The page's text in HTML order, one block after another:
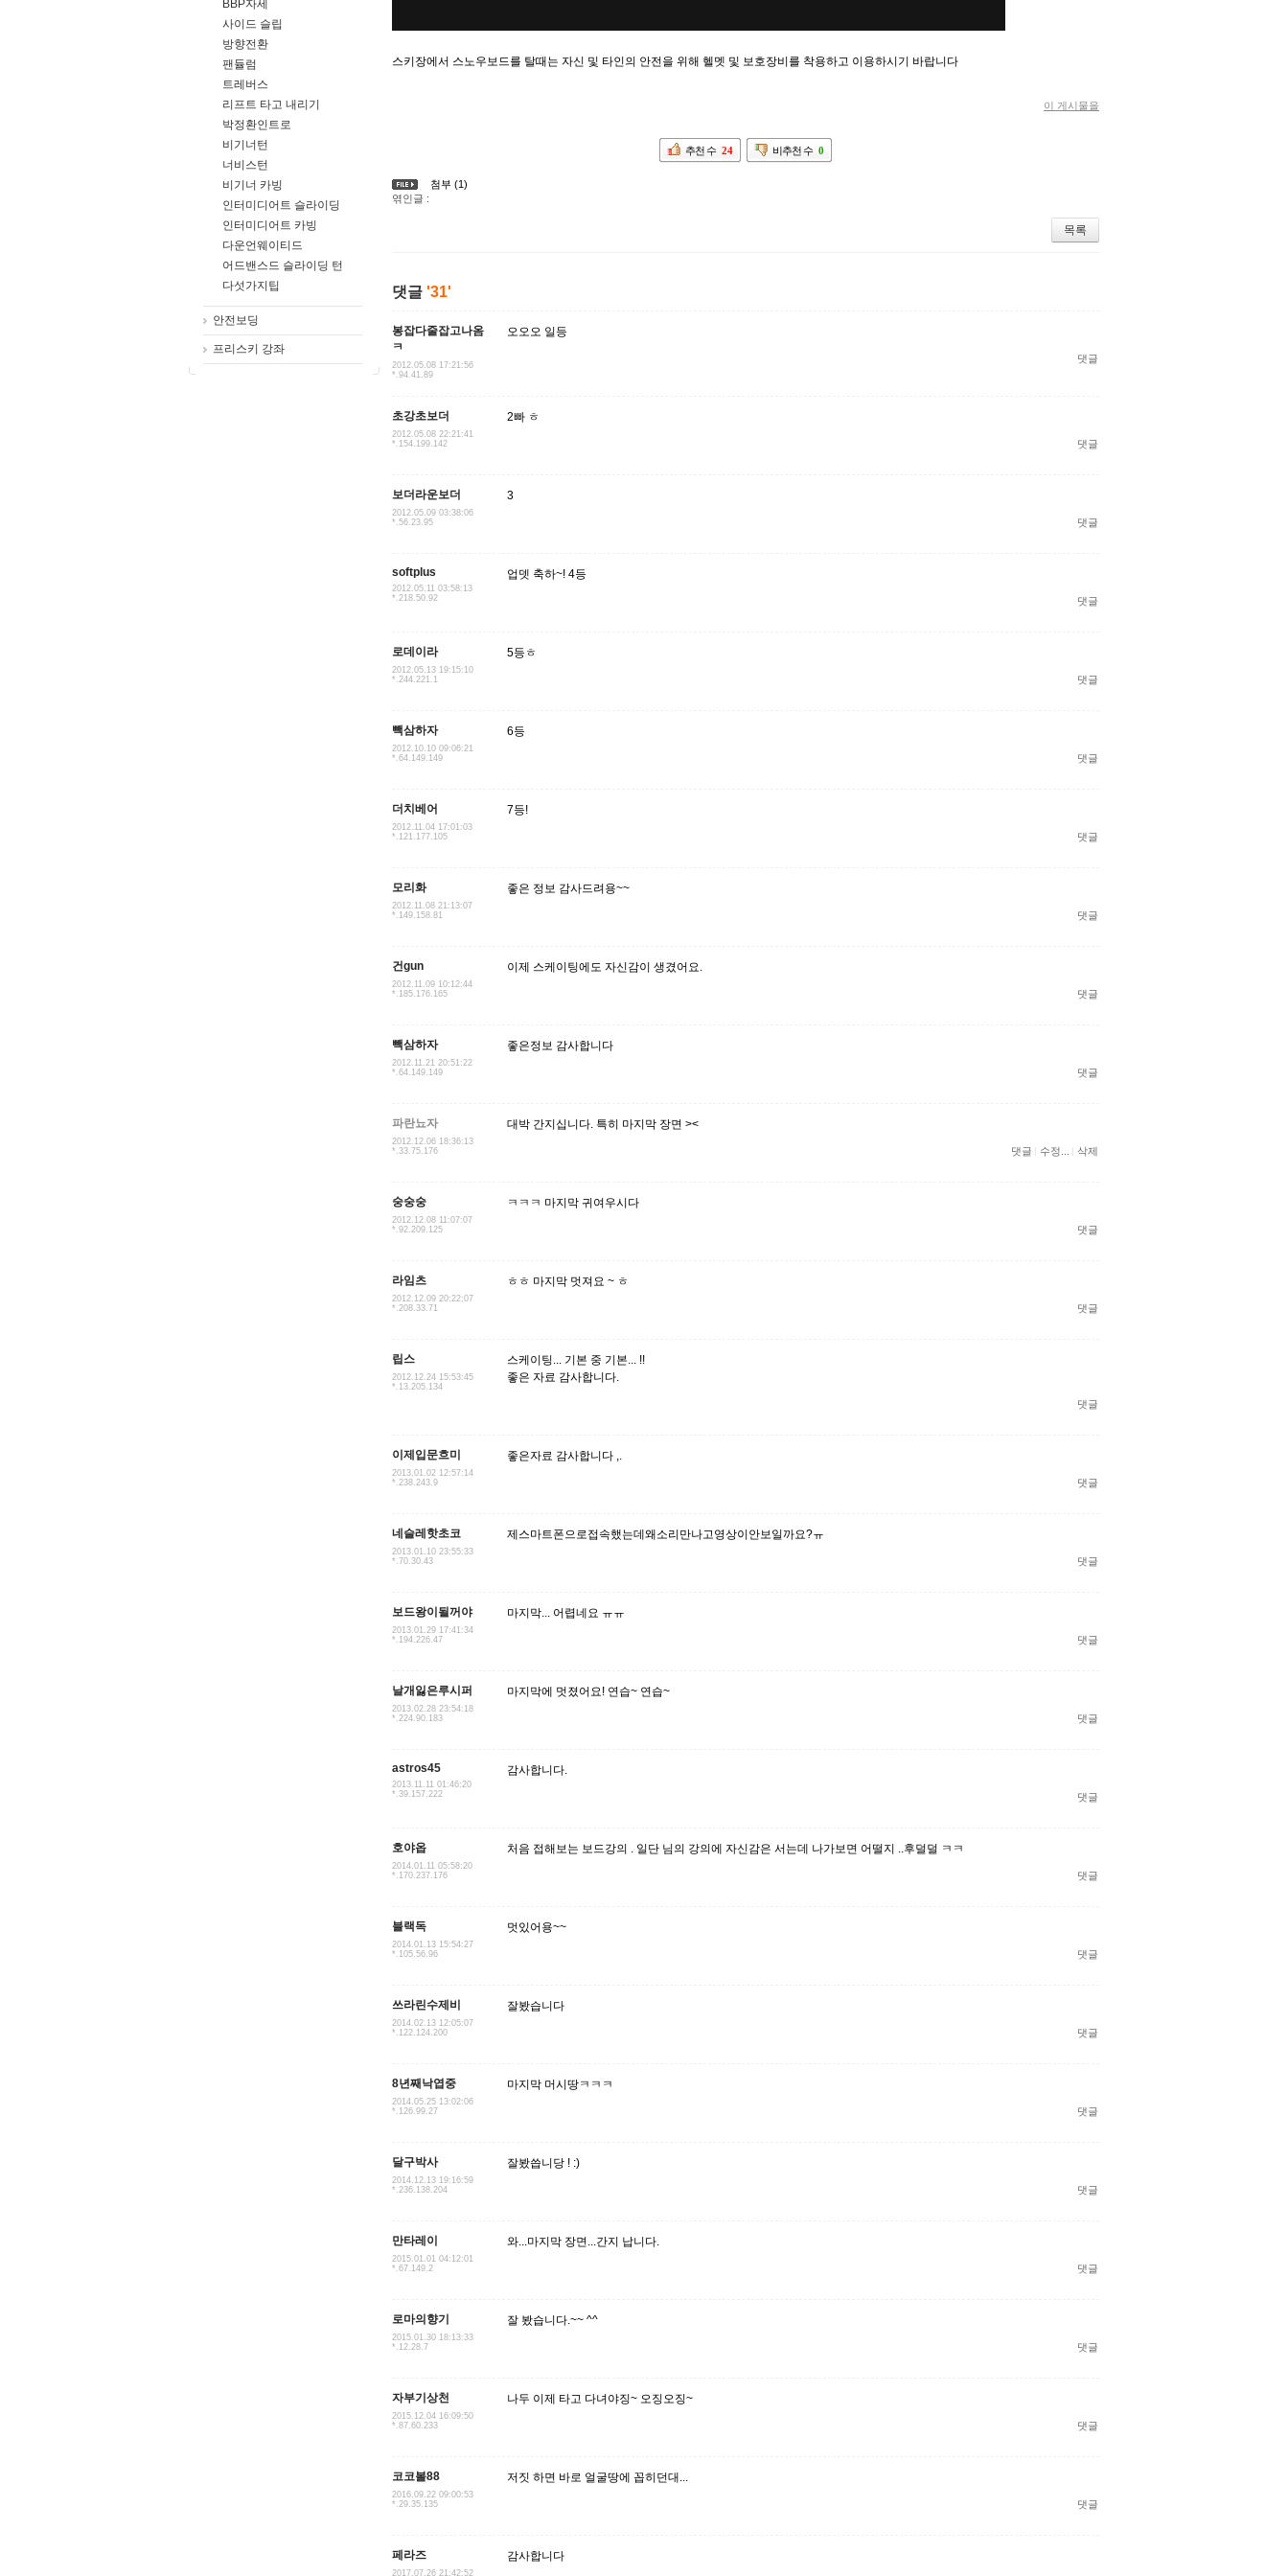
BBP자세
사이드 슬립
방향전환
팬듈럼
트레버스
리프트 타고 내리기
박정환인트로
비기너턴
너비스턴
비기너 카빙
인터미디어트 슬라이딩
인터미디어트 카빙
다운언웨이티드
어드밴스드 슬라이딩 턴
다섯가지팁
안전보딩
프리스키 강좌
스키장에서 스노우보드를 탈때는 자신 및 타인의 안전을 위해 헬멧 및 보호장비를 착용하고 이용하시기 바랍니다
이 게시물을
추천 수 24 비추천 수 0
첨부 (1)
엮인글 :
목록
댓글 '31'
봉잡다줄잡고나옴
ㅋ
2012.05.08 17:21:56
*.94.41.89
오오오 일등
댓글
초강초보더
2012.05.08 22:21:41
*.154.199.142
2빠 ㅎ
댓글
보더라운보더
2012.05.09 03:38:06
*.56.23.95
3
댓글
softplus
2012.05.11 03:58:13
*.218.50.92
업뎃 축하~! 4등
댓글
로데이라
2012.05.13 19:15:10
*.244.221.1
5등ㅎ
댓글
빽삼하자
2012.10.10 09:06:21
*.64.149.149
6등
댓글
더치베어
2012.11.04 17:01:03
*.121.177.105
7등!
댓글
모리화
2012.11.08 21:13:07
*.149.158.81
좋은 정보 감사드려용~~
댓글
건gun
2012.11.09 10:12:44
*.185.176.165
이제 스케이팅에도 자신감이 생겼어요.
댓글
빽삼하자
2012.11.21 20:51:22
*.64.149.149
좋은정보 감사합니다
댓글
파란뇨자
2012.12.06 18:36:13
*.33.75.176
대박 간지십니다. 특히 마지막 장면 ><
댓글 수정... 삭제
숭숭숭
2012.12.08 11:07:07
*.92.209.125
ㅋㅋㅋ 마지막 귀여우시다
댓글
라임츠
2012.12.09 20:22:07
*.208.33.71
ㅎㅎ 마지막 멋져요 ~ ㅎ
댓글
립스
2012.12.24 15:53:45
*.13.205.134
스케이팅... 기본 중 기본... !!
좋은 자료 감사합니다.
댓글
이제입문흐미
2013.01.02 12:57:14
*.238.243.9
좋은자료 감사합니다 ,.
댓글
네슬레핫초코
2013.01.10 23:55:33
*.70.30.43
제스마트폰으로접속했는데왜소리만나고영상이안보일까요?ㅠ
댓글
보드왕이될꺼야
2013.01.29 17:41:34
*.194.226.47
마지막... 어렵네요 ㅠㅠ
댓글
날개잃은루시퍼
2013.02.28 23:54:18
*.224.90.183
마지막에 멋졌어요! 연습~ 연습~
댓글
astros45
2013.11.11 01:46:20
*.39.157.222
감사합니다.
댓글
호야옵
2014.01.11 05:58:20
*.170.237.176
처음 접해보는 보드강의 . 일단 님의 강의에 자신감은 서는데 나가보면 어떨지 ..후덜덜 ㅋㅋ
댓글
블랙독
2014.01.13 15:54:27
*.105.56.96
멋있어용~~
댓글
쓰라린수제비
2014.02.13 12:05:07
*.122.124.200
잘봤습니다
댓글
8년째낙엽중
2014.05.25 13:02:06
*.126.99.27
마지막 머시땅ㅋㅋㅋ
댓글
달구박사
2014.12.13 19:16:59
*.236.138.204
잘봤씁니당 ! :)
댓글
만타레이
2015.01.01 04:12:01
*.67.149.2
와...마지막 장면...간지 납니다.
댓글
로마의향기
2015.01.30 18:13:33
*.12.28.7
잘 봤습니다.~~ ^^
댓글
자부기상천
2015.12.04 16:09:50
*.87.60.233
나두 이제 타고 다녀야징~ 오징오징~
댓글
코코볼88
2016.09.22 09:00:53
*.29.35.135
저짓 하면 바로 얼굴땅에 꼽히던대...
댓글
페라즈
2017.07.26 21:42:52
감사합니다